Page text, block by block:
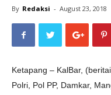
By Redaksi - August 23, 2018
Ketapang – KalBar,
Polri, Pol PP, Damkar,